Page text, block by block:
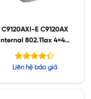
C9120AXI-E C9120AX
Internal 802.11ax 4×4:4
MIMO;IOT;BT5;mGig;U
Được xếp
Liên hệ báo giá